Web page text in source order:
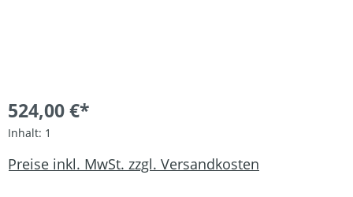
524,00 €*
Inhalt: 1
Preise inkl. MwSt. zzgl. Versandkosten